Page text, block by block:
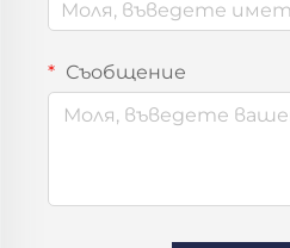
Съобщение